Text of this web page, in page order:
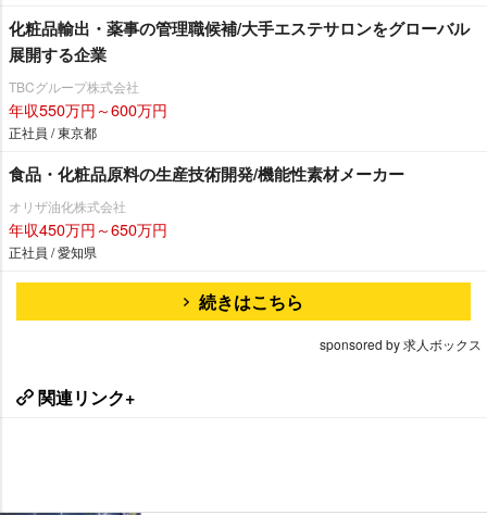
化粧品輸出・薬事の管理職候補/大手エステサロンをグローバル
展開する企業
TBCグループ株式会社
年収550万円～600万円
正社員 / 東京都
食品・化粧品原料の生産技術開発/機能性素材メーカー
オリザ油化株式会社
年収450万円～650万円
正社員 / 愛知県
続きはこちら
sponsored by 求人ボックス
関連リンク+